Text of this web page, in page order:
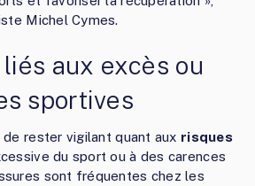
Michel Cymes.
aux excès ou
sportives
rester vigilant quant aux risques
du sport ou à des carences
sont fréquentes chez les